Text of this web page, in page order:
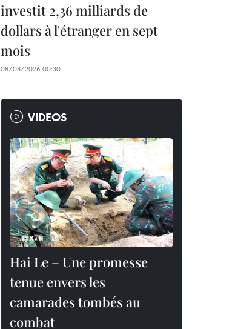
investit 2,36 milliards de
dollars à l'étranger en sept
mois
08/08/2026 00:30
VIDEOS
Hai Le – Une promesse
tenue envers les
camarades tombés au
combat